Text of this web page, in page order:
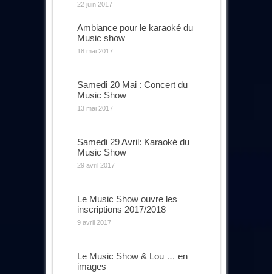
22 juin 2017
Ambiance pour le karaoké du
Music show
18 mai 2017
Samedi 20 Mai : Concert du
Music Show
13 mai 2017
Samedi 29 Avril: Karaoké du
Music Show
29 avril 2017
Le Music Show ouvre les
inscriptions 2017/2018
9 avril 2017
Le Music Show & Lou … en
images